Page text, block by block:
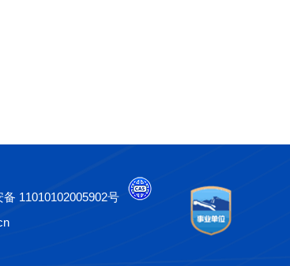
11010102005902号